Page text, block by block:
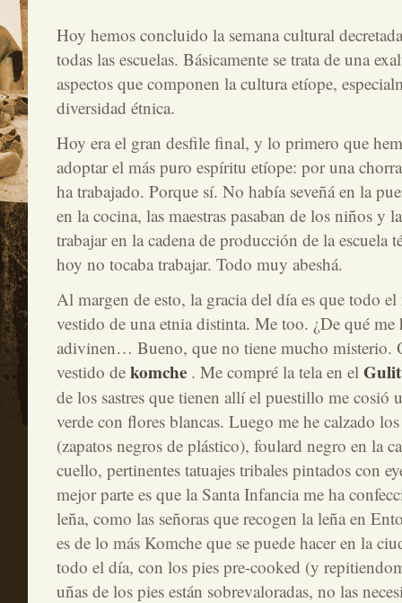
Hoy hemos concluido la semana cultural
todas las escuelas. Básicamente se trata de una
aspectos que componen la cultura etíope,
diversidad étnica.
Hoy era el gran desfile final, y lo primero que
adoptar el más puro espíritu etíope: por una
ha trabajado. Porque sí. No había seveñá en la
en la cocina, las maestras pasaban de los niños y
trabajar en la cadena de producción de la escuela
hoy no tocaba trabajar. Todo muy abeshá.
Al margen de esto, la gracia del día es que todo
vestido de una etnia distinta. Me too. ¿De qué
adivinen… Bueno, que no tiene mucho misterio.
vestido de komche. Me compré la tela en el Gulit
de los sastres que tienen allí el puestillo me cosió
verde con flores blancas. Luego me he calzado
(zapatos negros de plástico), foulard negro en la
cuello, pertinentes tatuajes tribales pintados con
mejor parte es que la Santa Infancia me ha
leña, como las señoras que recogen la leña en
es de lo más Komche que se puede hacer en la
todo el día, con los pies pre-cooked (y
uñas de los pies están sobrevaloradas, no las